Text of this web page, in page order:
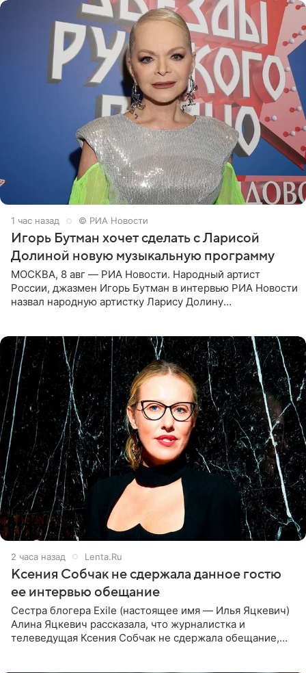
1 час назад © РИА Новости
Игорь Бутман хочет сделать с Ларисой
Долиной новую музыкальную программу
МОСКВА, 8 авг — РИА Новости. Народный артист
России, джазмен Игорь Бутман в интервью РИА Новости
назвал народную артистку Ларису Долину
2 часа назад Lenta.Ru
Ксения Собчак не сдержала данное гостю
ее интервью обещание
Сестра блогера Exile (настоящее имя — Илья Яцкевич)
Алина Яцкевич рассказала, что журналистка и
телеведущая Ксения Собчак не сдержала обещание,